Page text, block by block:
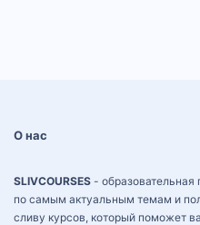
О нас
SLIVCOURSES -
по самым актуальным темам и
сливу курсов, который поможет